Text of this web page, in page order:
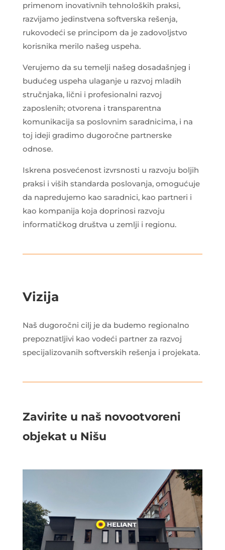
primenom inovativnih tehnoloških praksi,
razvijamo jedinstvena softverska rešenja,
rukovodeći se principom da je zadovoljstvo
korisnika merilo našeg uspeha.
Verujemo da su temelji našeg dosadašnjeg i
budućeg uspeha ulaganje u razvoj mladih
stručnjaka, lični i profesionalni razvoj
zaposlenih; otvorena i transparentna
komunikacija sa poslovnim saradnicima, i na
toj ideji gradimo dugoročne partnerske
odnose.
Iskrena posvećenost izvrsnosti u razvoju boljih
praksi i viših standarda poslovanja, omogućuje
da napredujemo kao saradnici, kao partneri i
kao kompanija koja doprinosi razvoju
informatičkog društva u zemlji i regionu.
Vizija
Naš dugoročni cilj je da budemo regionalno
prepoznatljivi kao vodeći partner za razvoj
specijalizovanih softverskih rešenja i projekata.
Zavirite u naš novootvoreni
objekat u Nišu